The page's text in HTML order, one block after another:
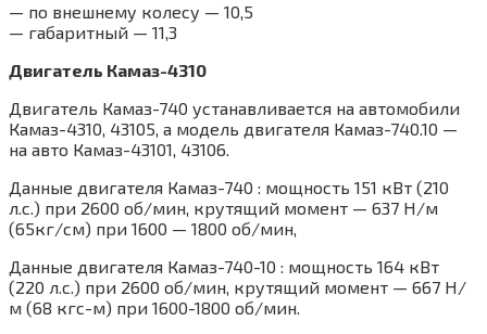
— по внешнему колесу — 10,5
— габаритный — 11,3
Двигатель Камаз-4310
Двигатель Камаз-740 устанавливается на автомобили
Камаз-4310, 43105, а модель двигателя Камаз-740.10 —
на авто Камаз-43101, 43106.
Данные двигателя Камаз-740 : мощность 151 кВт (210
л.с.) при 2600 об/мин, крутящий момент — 637 Н/м
(65кг/см) при 1600 — 1800 об/мин,
Данные двигателя Камаз-740-10 : мощность 164 кВт
(220 л.с.) при 2600 об/мин, крутящий момент — 667 Н/
м (68 кгс-м) при 1600-1800 об/мин.